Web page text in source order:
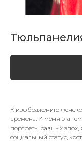
К изображению
времена. И меня эта
портреты разных эпох,
социальный статус,